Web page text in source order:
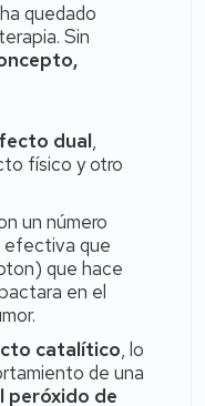
quedado
Sin
dual,
físico y otro
un número
efectiva que
que hace
en el
catalítico, lo
de una
peróxido de